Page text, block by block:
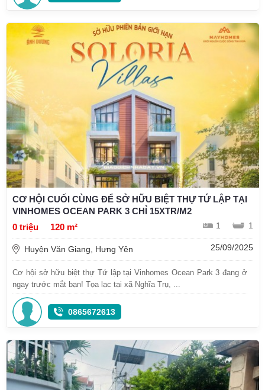
CƠ HỘI CUỐI CÙNG ĐỂ SỞ HỮU BIỆT THỰ TỨ LẬP TẠI
VINHOMES OCEAN PARK 3 CHỈ 15XTR/M2
0 triệu
120 m² 1 1
Huyện Văn Giang, Hưng Yên 25/09/2025
Cơ hội sở hữu biệt thự Tứ lập tại Vinhomes Ocean Park 3 đang ở
ngay trước mắt bạn! Tọa lạc tại xã Nghĩa Trụ, ...
0865672613